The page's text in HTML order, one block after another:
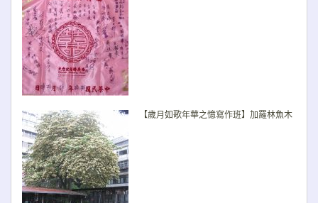
【歲月如歌年華之憶寫作班】加羅林魚木